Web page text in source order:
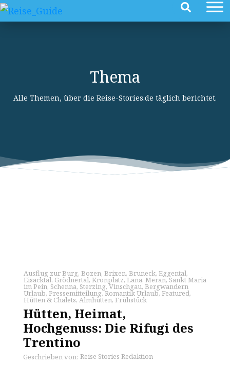
Thema
Alle Themen, über die Reise-Stories.de täglich berichtet.
Ausflug zur Burg, Bozen, Brixen, Bruneck, Eggental,
Eisacktal, Grödnertal, Kronplatz, Lana, Meran,Sankt Maria
im Pein, Schenna, Sterzing,Vinschgau, Bergwandern
Urlaub, Pressemitteilung,Romantik Urlaub, Featured,
Hütten & Chalets, Almhütten, Frühstück
Hütten, Heimat,
Hochgenuss: Die Rifugi des
Trentino
Geschrieben von: Reise Stories Redaktion